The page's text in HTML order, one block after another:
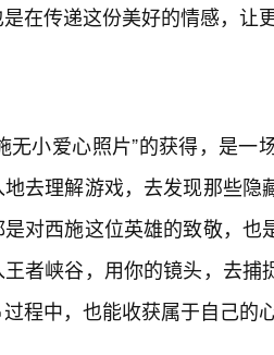
在传递这份美好的情感，让
无小爱心照片”的获得，是
去理解游戏，去发现那些
对西施这位英雄的致敬，
者峡谷，用你的镜头，去
程中，也能收获属于自己的